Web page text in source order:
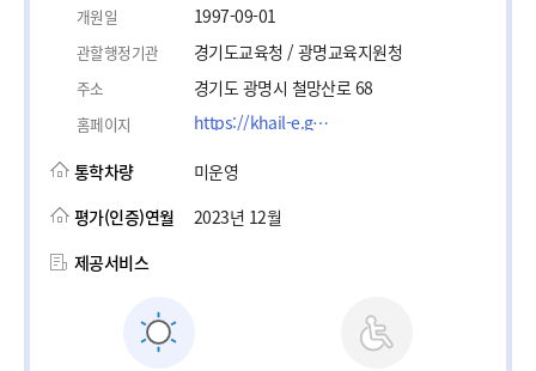
개원일 1997-09-01
관할행정기관 경기도교육청 / 광명교육지원청
주소 경기도 광명시 철망산로 68
홈페이지 https://khail-e.goegm.kr
통학차량
미운영
평가(인증)연월
2023년 12월
제공서비스